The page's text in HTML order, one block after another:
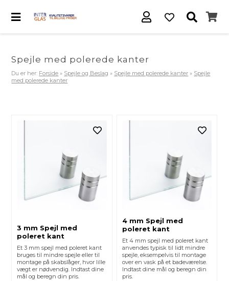
Spejle med polerede kanter
Du er her: Forside » Spejle og Beslag » Spejle med polerede kanter » Spejle
med polerede kanter
3 mm Spejl med
poleret kant
Et 3 mm spejl med poleret kant
bruges til mindre spejle eller til
montage på skabslåger, hvor lille
vægt er nødvendig. Indtast dine
mål og beregn din pris.
4 mm Spejl med
poleret kant
Et 4 mm spejl med poleret kant
anvendes typisk til lidt mindre
spejle, eksempelvis til montage
over en vask på et badeværelse.
Indtast dine mål og beregn din
pris.